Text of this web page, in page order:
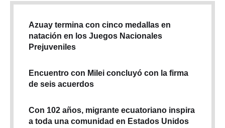
Azuay termina con cinco medallas en
natación en los Juegos Nacionales
Prejuveniles
Encuentro con Milei concluyó con la firma
de seis acuerdos
Con 102 años, migrante ecuatoriano inspira
a toda una comunidad en Estados Unidos